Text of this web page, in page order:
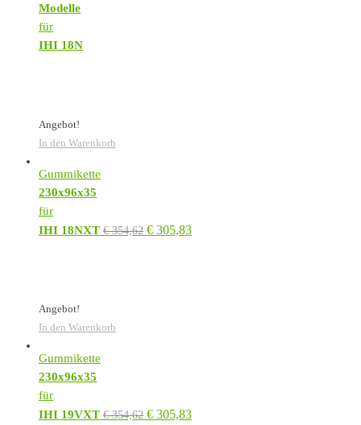
Modelle
für
IHI 18N
Angebot!
In den Warenkorb
Gummikette
230x96x35
für
IHI 18NXT €354,62 € 305,83
Angebot!
In den Warenkorb
Gummikette
230x96x35
für
IHI 19VXT €354,62 € 305,83